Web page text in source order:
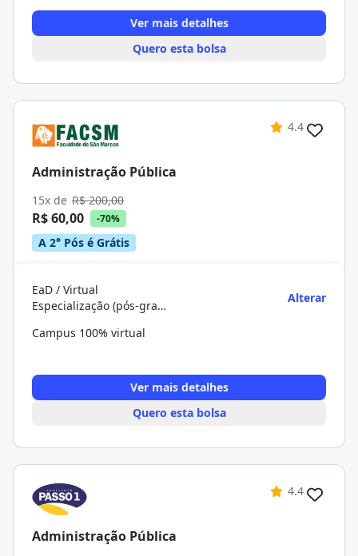
Ver mais detalhes
Quero esta bolsa
4.4
Administração Pública
15x de R$ 200,00
R$ 60,00 -70%
A 2° Pós é Grátis
EaD / Virtual
Especialização (pós-graduação)
Alterar
Campus 100% virtual
Ver mais detalhes
Quero esta bolsa
4.4
Administração Pública